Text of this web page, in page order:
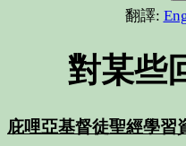
翻譯:
對某些
庇哩亞基督徒聖經學習